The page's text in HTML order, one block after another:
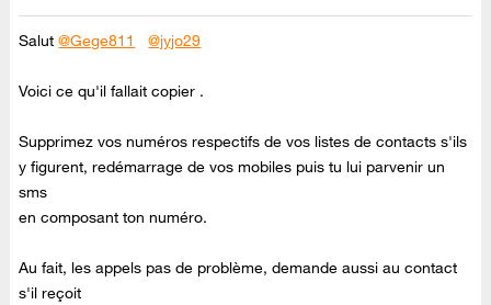
Salut@Gege811 @jyjo29
Voici ce qu'il fallait copier .
Supprimez vos numéros respectifs de vos listes de contacts s'ils
y figurent, redémarrage de vos mobiles puis tu lui parvenir un
sms
en composant ton numéro.
Au fait, les appels pas de problème, demande aussi au contact
s'il reçoit